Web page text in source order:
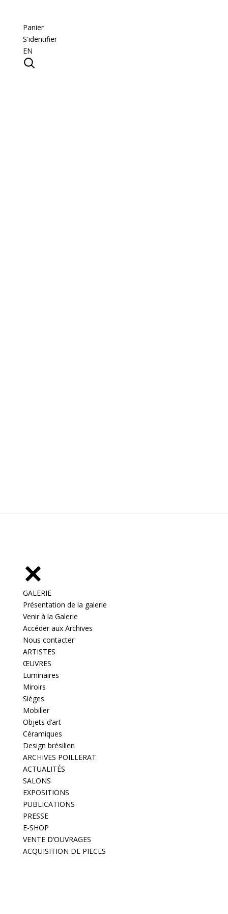
Panier
S'identifier
EN
GALERIE
Présentation de la galerie
Venir à la Galerie
Accéder aux Archives
Nous contacter
ARTISTES
ŒUVRES
Luminaires
Miroirs
Sièges
Mobilier
Objets d’art
Céramiques
Design brésilien
ARCHIVES POILLERAT
ACTUALITÉS
SALONS
EXPOSITIONS
PUBLICATIONS
PRESSE
E-SHOP
VENTE D’OUVRAGES
ACQUISITION DE PIECES